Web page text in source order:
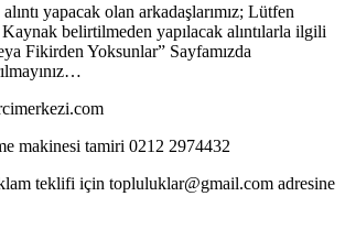
yapacak olan arkadaşlarımız; Lütfen
belirtilmeden yapılacak alıntılarla ilgili
Fikirden Yoksunlar” Sayfamızda
makinesi tamiri 0212 2974432
teklifi için topluluklar@gmail.com adresine